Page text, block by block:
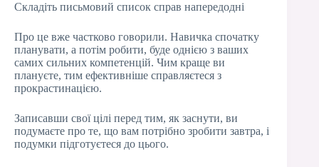
Складіть письмовий список справ напередодні
Про це вже частково говорили. Навичка спочатку
планувати, а потім робити, буде однією з ваших
самих сильних компетенцій. Чим краще ви
плануєте, тим ефективніше справляєтеся з
прокрастинацією.
Записавши свої цілі перед тим, як заснути, ви
подумаєте про те, що вам потрібно зробити завтра, і
подумки підготуєтеся до цього.